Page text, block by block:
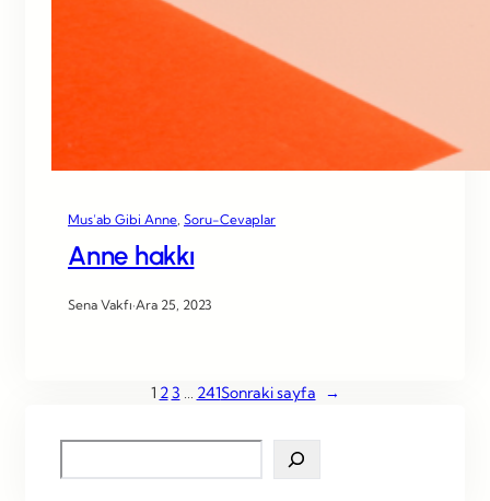
Mus’ab Gibi Anne Soru-Cevaplar
Anne hakkı
Sena Vakfı·Ara 25, 2023
1 23 … 241Sonraki sayfa →
e